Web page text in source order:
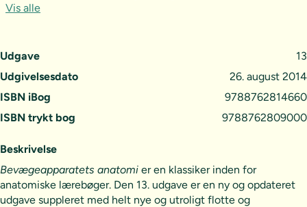
Udgave
13
Udgivelsesdato
26. august 2014
ISBN iBog
9788762814660
ISBN trykt bog
9788762809000
Vis alle
Beskrivelse
Bevægeapparatets anatomi er en klassiker inden for
anatomiske lærebøger. Den 13. udgave er en ny og opdateret
udgave suppleret med helt nye og utroligt flotte og